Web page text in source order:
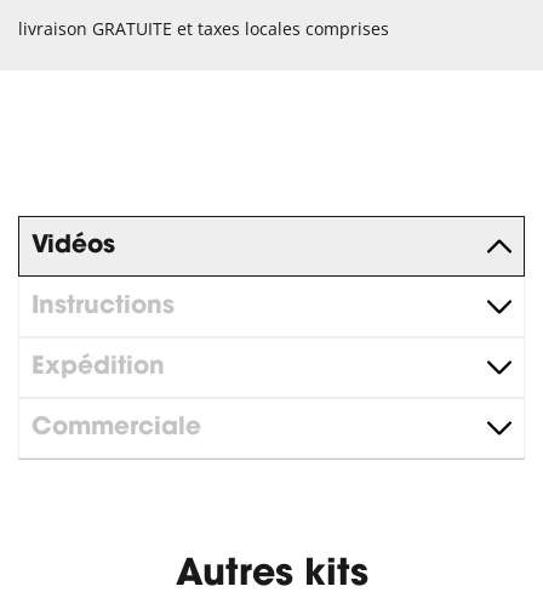
livraison GRATUITE et taxes locales comprises
Vidéos
Instructions
Expédition
Commerciale
Autres kits